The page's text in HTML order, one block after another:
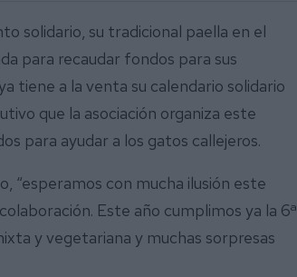
solidario, su tradicional paella en el
para recaudar fondos para sus
tiene a la venta su calendario solidario
que la asociación organiza este
para ayudar a los gatos callejeros.
“esperamos con mucha ilusión este
Este año cumplimos ya la 6ª
y vegetariana y muchas sorpresas